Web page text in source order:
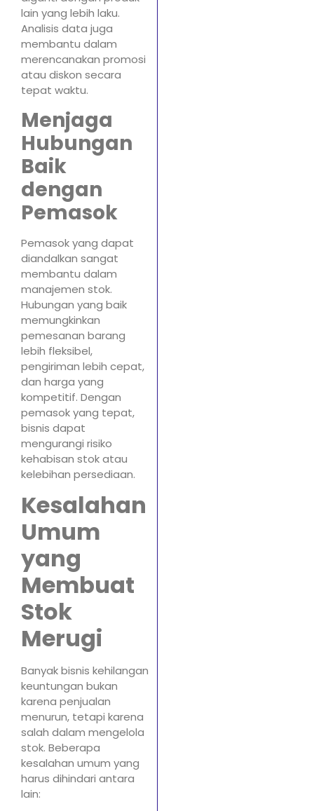
lain yang lebih laku.
Analisis data juga
membantu dalam
merencanakan promosi
atau diskon secara
tepat waktu.
Menjaga
Hubungan
Baik
dengan
Pemasok
Pemasok yang dapat
diandalkan sangat
membantu dalam
manajemen stok.
Hubungan yang baik
memungkinkan
pemesanan barang
lebih fleksibel,
pengiriman lebih cepat,
dan harga yang
kompetitif. Dengan
pemasok yang tepat,
bisnis dapat
mengurangi risiko
kehabisan stok atau
kelebihan persediaan.
Kesalahan
Umum
yang
Membuat
Stok
Merugi
Banyak bisnis kehilangan
keuntungan bukan
karena penjualan
menurun, tetapi karena
salah dalam mengelola
stok. Beberapa
kesalahan umum yang
harus dihindari antara
lain: